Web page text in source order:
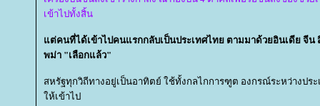
เข้าไปทั้งสิ้น
ต่คนที่ได้เข้าไปคนแรกกลับเป็นประเทศไทย ตามมาด้วยอินเดีย จีน
พม่า "เลือกแล้ว"
สหรัฐทุกวิถีทางอยู่เป็นอาทิตย์ ใช้ทั้งกลไกการฑูต องกรณ์ระหว่างปร
ห้เข้าไป